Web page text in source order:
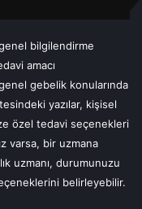
bilgilendirme
amacı
gebelik konularında
yazılar, kişisel
özel tedavi seçenekleri
varsa, bir uzmana
uzmanı, durumunuzu
belirleyebilir.